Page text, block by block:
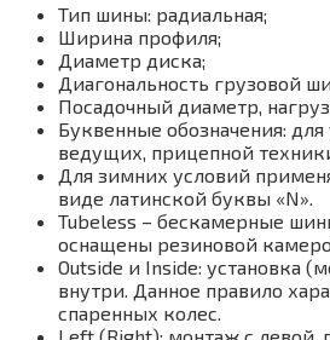
Тип шины: радиальная;
Ширина профиля;
Диаметр диска;
Диагональность грузовой
Посадочный диаметр,
Буквенные обозначения:
ведущих, прицепной
Для зимних условий
виде латинской буквы «N».
Tubeless – бескамерные
оснащены резиновой
Outside и Inside: установка
внутри. Данное правило
спаренных колес.
Left (Right): монтаж с левой,